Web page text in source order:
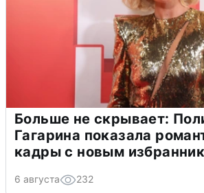
Больше не скрывает:
Гагарина показала
кадры с новым
6 августа 232